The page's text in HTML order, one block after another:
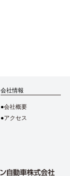
会社情報
会社概要
アクセス